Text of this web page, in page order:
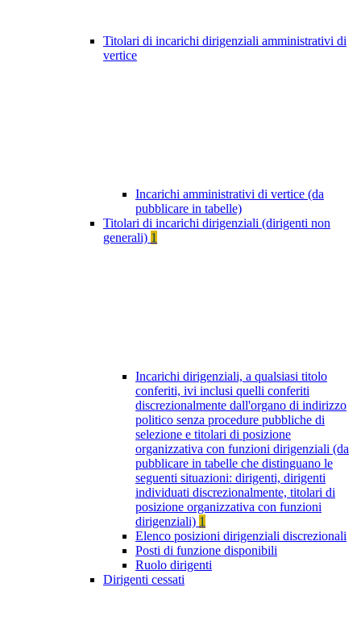
Titolari di incarichi dirigenziali amministrativi di
vertice
Incarichi amministrativi di vertice (da
pubblicare in tabelle)
Titolari di incarichi dirigenziali (dirigenti non
generali) 1
Incarichi dirigenziali, a qualsiasi titolo
conferiti, ivi inclusi quelli conferiti
discrezionalmente dall'organo di indirizzo
politico senza procedure pubbliche di
selezione e titolari di posizione
organizzativa con funzioni dirigenziali (da
pubblicare in tabelle che distinguano le
seguenti situazioni: dirigenti, dirigenti
individuati discrezionalmente, titolari di
posizione organizzativa con funzioni
dirigenziali) 1
Elenco posizioni dirigenziali discrezionali
Posti di funzione disponibili
Ruolo dirigenti
Dirigenti cessati